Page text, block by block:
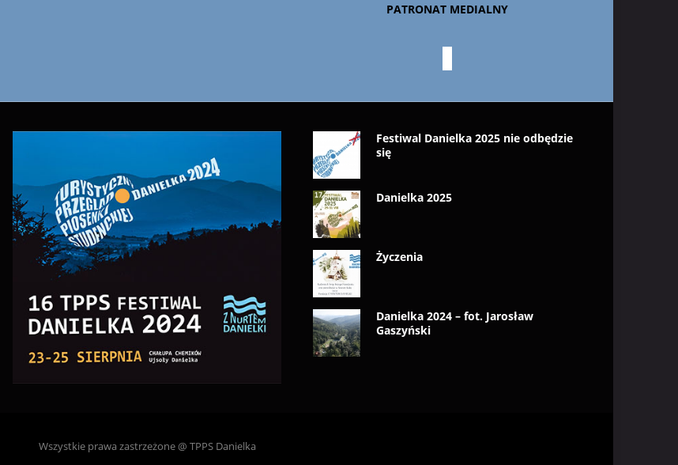
PATRONAT MEDIALNY
Festiwal Danielka 2025 nie odbędzie
się
Danielka 2025
Życzenia
Danielka 2024 – fot. Jarosław
Gaszyński
Wszystkie prawa zastrzeżone @ TPPS Danielka